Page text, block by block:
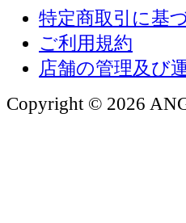
特定商取引に基
ご利用規約
店舗の管理及び
Copyright © 2026